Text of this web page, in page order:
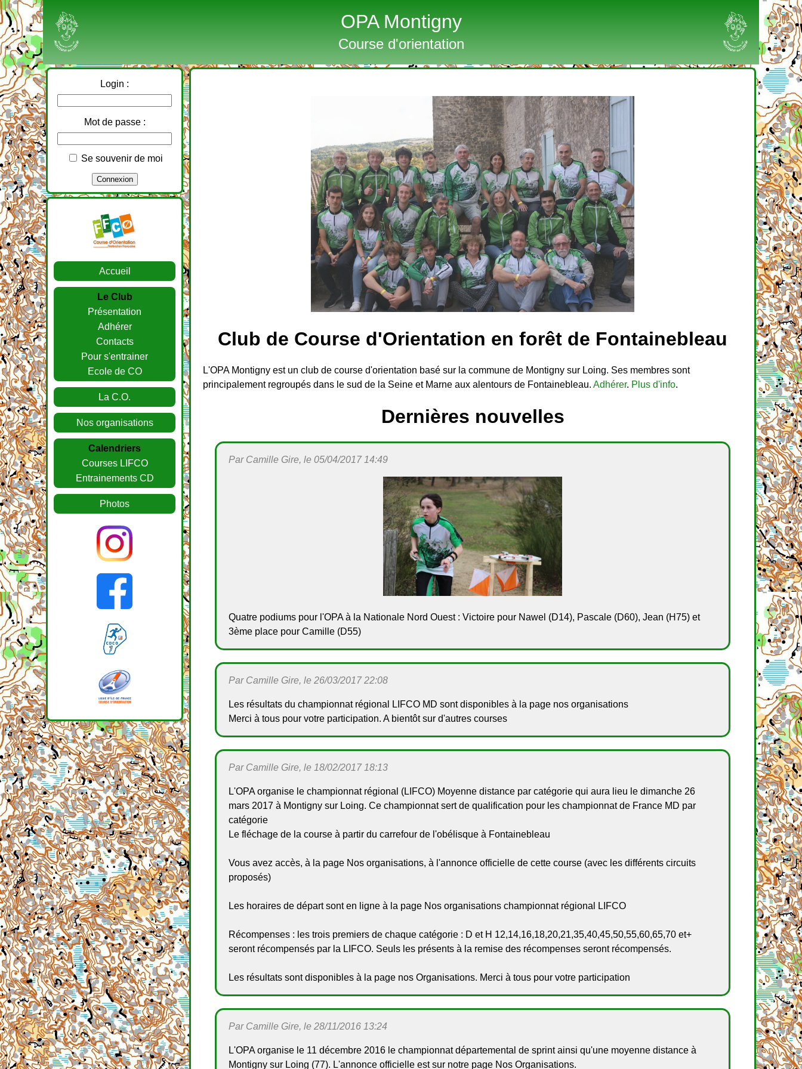
OPA Montigny
Course d'orientation
Login :
Mot de passe :
Se souvenir de moi
Accueil
Le Club
Présentation
Adhérer
Contacts
Pour s'entrainer
Ecole de CO
La C.O.
Nos organisations
Calendriers
Courses LIFCO
Entrainements CD
Photos
Club de Course d'Orientation en forêt de Fontainebleau
L'OPA Montigny est un club de course d'orientation basé sur la commune de Montigny sur Loing. Ses membres sont
principalement regroupés dans le sud de la Seine et Marne aux alentours de Fontainebleau. Adhérer. Plus d'info.
Dernières nouvelles
Par Camille Gire, le 05/04/2017 14:49
Quatre podiums pour l'OPA à la Nationale Nord Ouest : Victoire pour Nawel (D14), Pascale (D60), Jean (H75) et
3ème place pour Camille (D55)
Par Camille Gire, le 26/03/2017 22:08
Les résultats du championnat régional LIFCO MD sont disponibles à la page nos organisations
Merci à tous pour votre participation. A bientôt sur d'autres courses
Par Camille Gire, le 18/02/2017 18:13
L'OPA organise le championnat régional (LIFCO) Moyenne distance par catégorie qui aura lieu le dimanche 26
mars 2017 à Montigny sur Loing. Ce championnat sert de qualification pour les championnat de France MD par
catégorie
Le fléchage de la course à partir du carrefour de l'obélisque à Fontainebleau
Vous avez accès, à la page Nos organisations, à l'annonce officielle de cette course (avec les différents circuits
proposés)
Les horaires de départ sont en ligne à la page Nos organisations championnat régional LIFCO
Récompenses : les trois premiers de chaque catégorie : D et H 12,14,16,18,20,21,35,40,45,50,55,60,65,70 et+
seront récompensés par la LIFCO. Seuls les présents à la remise des récompenses seront récompensés.
Les résultats sont disponibles à la page nos Organisations. Merci à tous pour votre participation
Par Camille Gire, le 28/11/2016 13:24
L'OPA organise le 11 décembre 2016 le championnat départemental de sprint ainsi qu'une moyenne distance à
Montigny sur Loing (77). L'annonce officielle est sur notre page Nos Organisations.